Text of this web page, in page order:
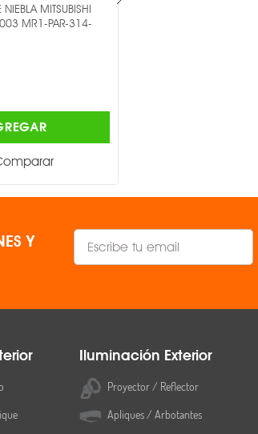
MITSUBISHI
MR1-PAR-314-
Y
Iluminación Exterior
Proyector / Reflector
Apliques / Arbotantes